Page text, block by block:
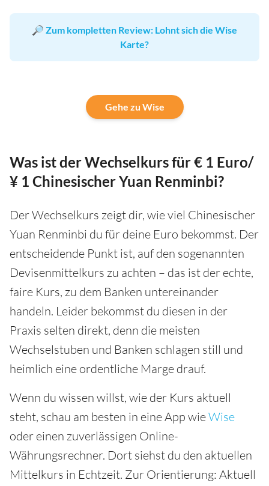
🔎 Zum kompletten Review: Lohnt sich die Wise
Karte?
Gehe zu Wise
Was ist der Wechselkurs für € 1 Euro/
¥ 1 Chinesischer Yuan Renminbi?
Der Wechselkurs zeigt dir, wie viel Chinesischer
Yuan Renminbi du für deine Euro bekommst. Der
entscheidende Punkt ist, auf den sogenannten
Devisenmittelkurs zu achten – das ist der echte,
faire Kurs, zu dem Banken untereinander
handeln. Leider bekommst du diesen in der
Praxis selten direkt, denn die meisten
Wechselstuben und Banken schlagen still und
heimlich eine ordentliche Marge drauf.
Wenn du wissen willst, wie der Kurs aktuell
steht, schau am besten in eine App wieWise
oder einen zuverlässigen Online-
Währungsrechner. Dort siehst du den aktuellen
Mittelkurs in Echtzeit. Zur Orientierung: Aktuell